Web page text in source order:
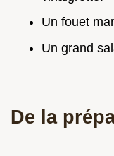
Un fouet
Un grand
De la